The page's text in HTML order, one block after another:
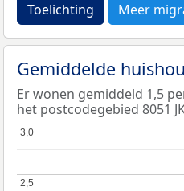
Toelichting Meer
Gemiddelde
Er wonen gemiddeld 1,5
het postcodegebied 8051
2,5
2,5
3,0
3,0